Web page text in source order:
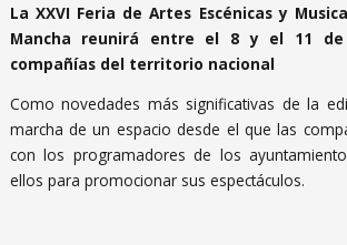
La XXVI Feria de Artes Escénicas y
Mancha reunirá entre el 8 y el 11
compañías del territorio nacional
Como novedades más significativas de la
marcha de un espacio desde el que las
con los programadores de los
ellos para promocionar sus espectáculos.